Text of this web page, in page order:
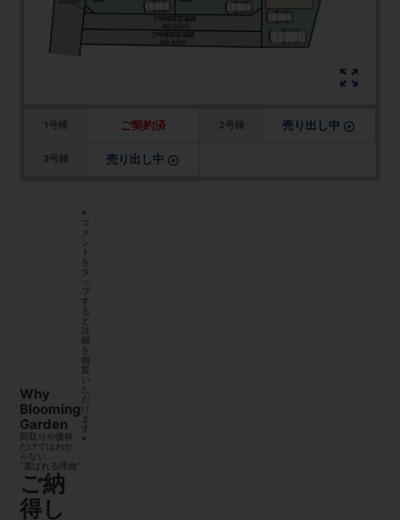
1号棟 ご契約済 2号棟 売り出し中
3号棟 売り出し中
Why
Blooming
Garden
間取りや価格
だけではわか
らない
“選ばれる理由”
ご納
得し
※
コ
メ
ン
ト
を
タ
ッ
プ
す
る
と
詳
細
を
御
覧
い
た
だ
け
ま
す
※